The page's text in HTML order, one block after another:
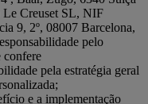
Le Creuset SL, NIF
9, 2º, 08007 Barcelona,
pelo
confere
pela estratégia geral
e a implementação